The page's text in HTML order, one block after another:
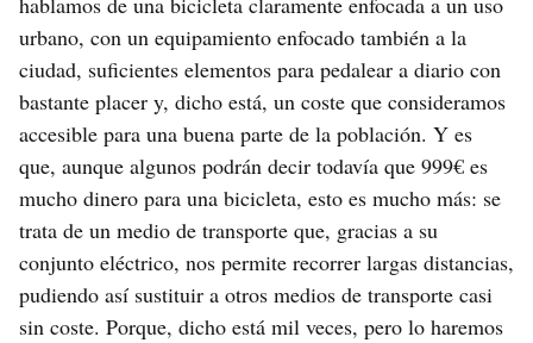
urbano, con un equipamiento enfocado también a la
ciudad, suficientes elementos para pedalear a diario con
bastante placer y, dicho está, un coste que consideramos
accesible para una buena parte de la población. Y es
que, aunque algunos podrán decir todavía que 999€ es
mucho dinero para una bicicleta, esto es mucho más: se
trata de un medio de transporte que, gracias a su
conjunto eléctrico, nos permite recorrer largas distancias,
pudiendo así sustituir a otros medios de transporte casi
sin coste. Porque, dicho está mil veces, pero lo haremos